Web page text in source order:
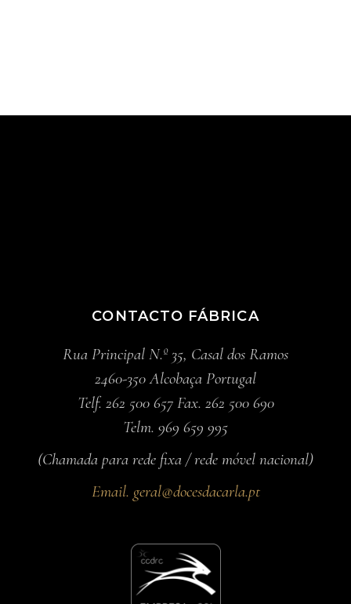
CONTACTO FÁBRICA
Rua Principal N.º 35, Casal dos Ramos
2460-350 Alcobaça Portugal
Telf. 262 500 657 Fax. 262 500 690
Telm. 969 659 995
(Chamada para rede fixa / rede móvel nacional)
Email. geral@docesdacarla.pt